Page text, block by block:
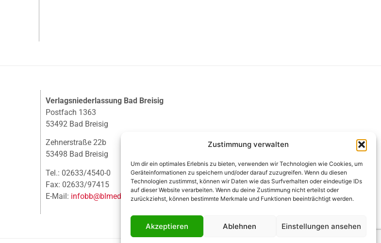
Zustimmung verwalten
Um dir ein optimales Erlebnis zu bieten, verwenden wir Technologien wie Cookies, um
Geräteinformationen zu speichern und/oder darauf zuzugreifen. Wenn du diesen
Technologien zustimmst, können wir Daten wie das Surfverhalten oder eindeutige IDs
auf dieser Website verarbeiten. Wenn du deine Zustimmung nicht erteilst oder
zurückziehst, können bestimmte Merkmale und Funktionen beeinträchtigt werden.
Akzeptieren Ablehnen Einstellungen ansehen
Verlagsniederlassung Bad Breisig
Postfach 1363
53492 Bad Breisig
Zehnerstraße 22b
53498 Bad Breisig
Tel.: 02633/4540-0
Fax: 02633/97415
E-Mail: infobb@blmedien.de